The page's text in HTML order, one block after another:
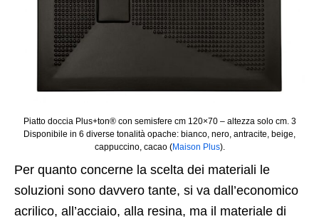
Piatto doccia Plus+ton® con semisfere cm 120×70 – altezza solo cm. 3
Disponibile in 6 diverse tonalità opache: bianco, nero, antracite, beige,
cappuccino, cacao (Maison Plus).
Per quanto concerne la scelta dei materiali le
soluzioni sono davvero tante, si va dall’economico
acrilico, all’acciaio, alla resina, ma il materiale di